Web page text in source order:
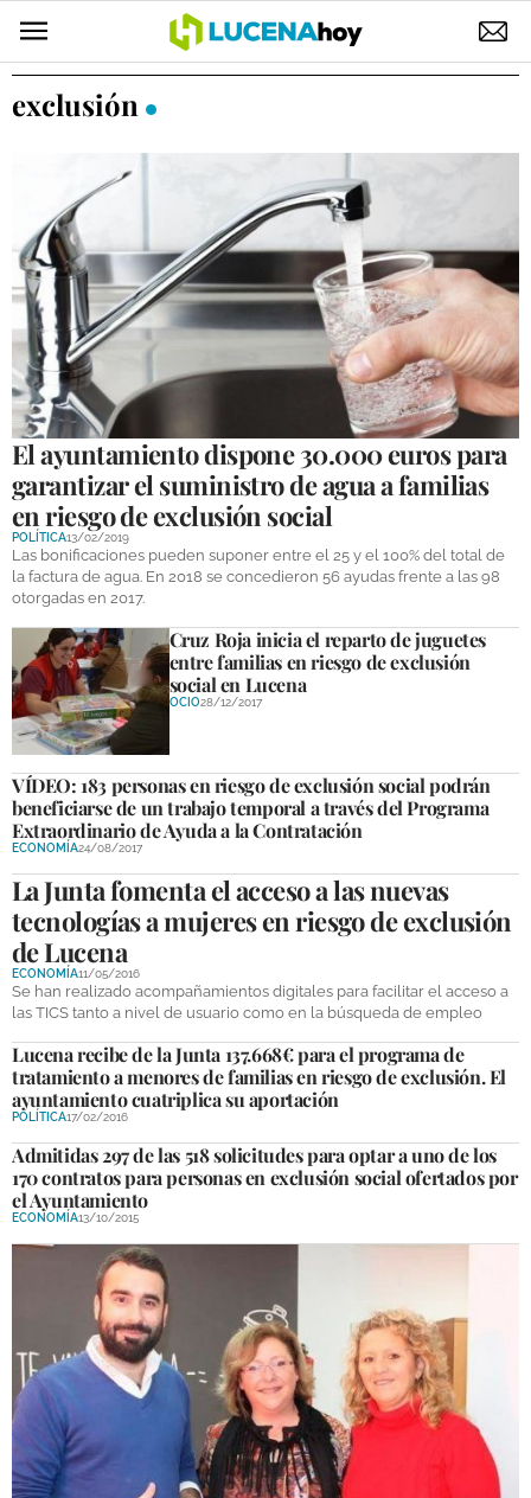
POLÍTICA
ELECCIONES
SUCESOS
ECONOMÍA
DESARROLLO LOCAL
LUCENA EMPRESAS
OCIO
COFRADÍAS
DEPORTES
COMPETICIONES
DEPORTE BASE
OPINIÓN
VENTANA CIUDADANA
CÓRDOBA
PROVINCIA
SUBBÉTICA HOY
SALUD
OBRAS
NECROLÓGICAS
GALERÍAS
exclusión
El ayuntamiento dispone 30.000 euros para
garantizar el suministro de agua a familias
en riesgo de exclusión social
POLÍTICA13/02/2019
Las bonificaciones pueden suponer entre el 25 y el 100% del total de
la factura de agua. En 2018 se concedieron 56 ayudas frente a las 98
otorgadas en 2017.
Cruz Roja inicia el reparto de juguetes
entre familias en riesgo de exclusión
social en Lucena
OCIO28/12/2017
VÍDEO: 183 personas en riesgo de exclusión social podrán
beneficiarse de un trabajo temporal a través del Programa
Extraordinario de Ayuda a la Contratación
ECONOMÍA24/08/2017
La Junta fomenta el acceso a las nuevas
tecnologías a mujeres en riesgo de exclusión
de Lucena
ECONOMÍA11/05/2016
Se han realizado acompañamientos digitales para facilitar el acceso a
las TICS tanto a nivel de usuario como en la búsqueda de empleo
Lucena recibe de la Junta 137.668€ para el programa de
tratamiento a menores de familias en riesgo de exclusión. El
ayuntamiento cuatriplica su aportación
POLÍTICA17/02/2016
Admitidas 297 de las 518 solicitudes para optar a uno de los
170 contratos para personas en exclusión social ofertados por
el Ayuntamiento
ECONOMÍA13/10/2015